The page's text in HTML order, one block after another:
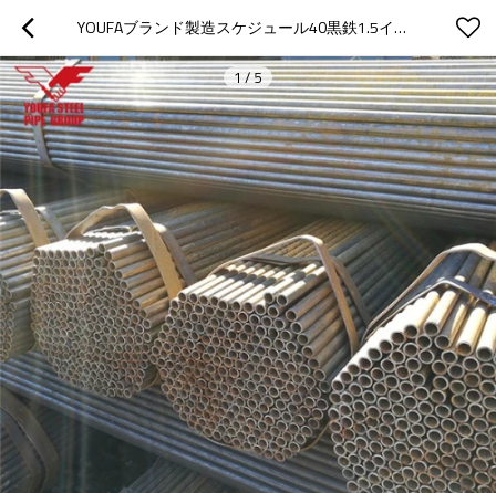
YOUFAブランド製造スケジュール40黒鉄1.5インチASTM A36パイプ
1/5